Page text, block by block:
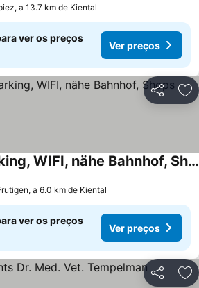
a 13.7 km de Kiental
ver os preços
Ver preços
Partilhar
Zentral, free Parking, WIFI, nähe Bahnhof, Shops
a 6.0 km de Kiental
ver os preços
Ver preços
Partilhar